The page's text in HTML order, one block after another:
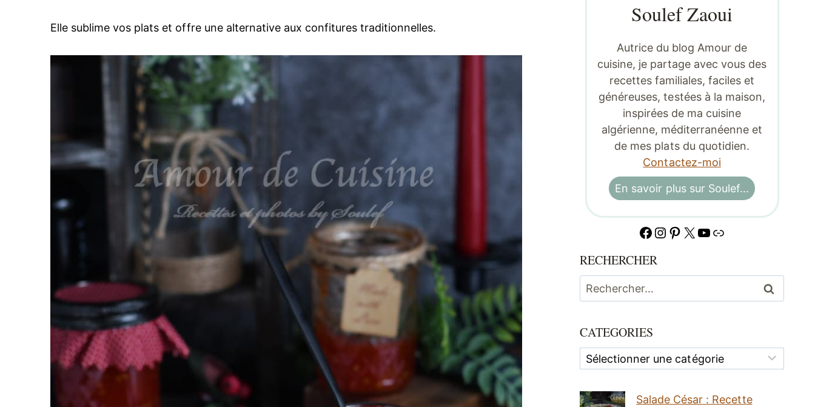
Elle sublime vos plats et offre une alternative aux confitures traditionnelles.
Soulef Zaoui
Autrice du blog Amour de
cuisine, je partage avec vous des
recettes familiales, faciles et
généreuses, testées à la maison,
inspirées de ma cuisine
algérienne, méditerranéenne et
de mes plats du quotidien.
Contactez-moi
En savoir plus sur Soulef…
Facebook
Instagram
Pinterest
X YouTube
Lien
RECHERCHER
Rechercher :
CATEGORIES
Categories
Salade César : Recette